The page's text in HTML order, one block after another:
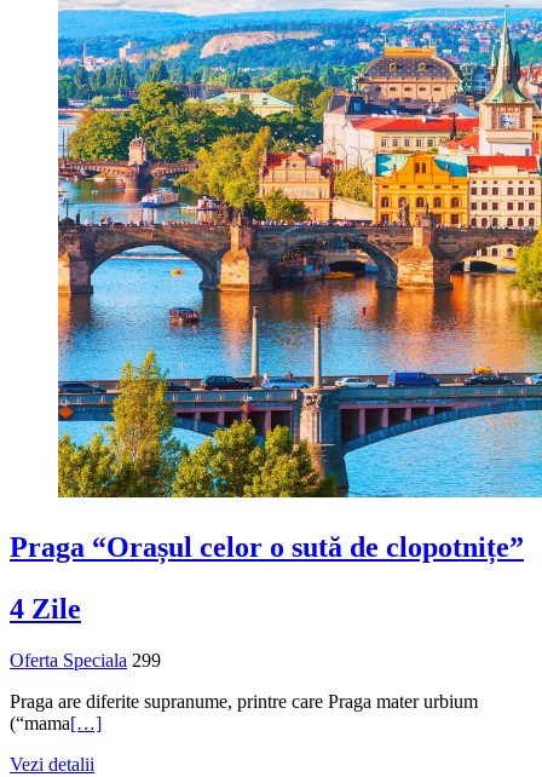
Praga “Orașul celor o sută de clopotnițe”
4 Zile
Oferta Speciala 299
Praga are diferite supranume, printre care Praga mater urbium
(“mama[…]
Vezi detalii